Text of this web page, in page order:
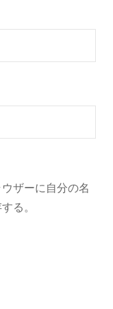
ザーに自分の名
る。